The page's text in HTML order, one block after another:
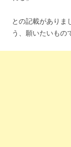
との記載がありま
う、願いたいもの